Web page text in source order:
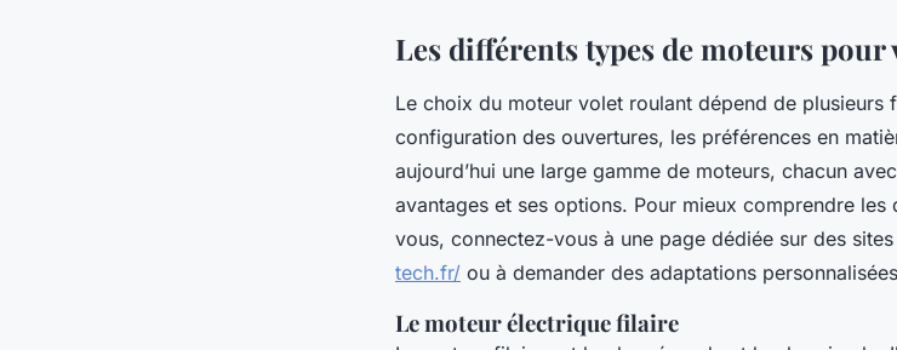
Les différents types de moteurs
Le choix du moteur volet roulant dépend de plusieurs
configuration des ouvertures, les préférences en
aujourd’hui une large gamme de moteurs, chacun
avantages et ses options. Pour mieux comprendre les
vous, connectez-vous à une page dédiée sur des
tech.fr/ ou à demander des adaptations
Le moteur électrique filaire